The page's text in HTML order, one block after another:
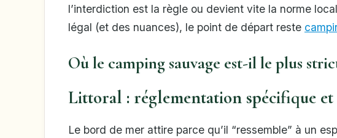
l’interdiction est la règle ou devient vite la norme
légal (et des nuances), le point de départ reste
Où le camping sauvage est-il le plus
Littoral : réglementation spécifique
Le bord de mer attire parce qu’il “ressemble” à un